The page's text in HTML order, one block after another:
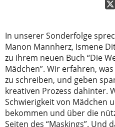
In unserer Sonderfolge
Manon Mannherz, Ismene
zu ihrem neuen Buch “Die
Mädchen”. Wir erfahren,
zu schreiben, und geben
kreativen Prozess dahinter.
Schwierigkeit von Mädchen
bekommen und über die
Seiten des “Maskings”. Und